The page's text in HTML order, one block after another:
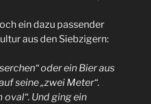
ein dazu passender
aus den Siebzigern:
oder ein Bier aus
seine „zwei Meter“.
Und ging ein